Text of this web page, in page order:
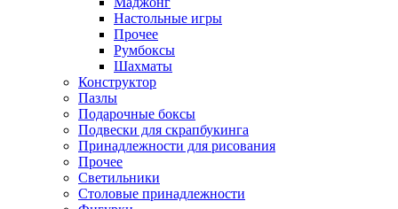
Настольные игры
Прочее
Румбоксы
Шахматы
Конструктор
Пазлы
Подарочные боксы
Подвески для скрапбукинга
Принадлежности для рисования
Прочее
Светильники
Столовые принадлежности